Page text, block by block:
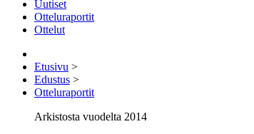
Uutiset
Otteluraportit
Ottelut
Etusivu >
Edustus >
Otteluraportit
Arkistosta vuodelta 2014